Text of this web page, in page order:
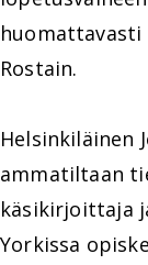
huomattavasti
Rostain.
Helsinkiläinen
ammatiltaan
käsikirjoittaja
Yorkissa